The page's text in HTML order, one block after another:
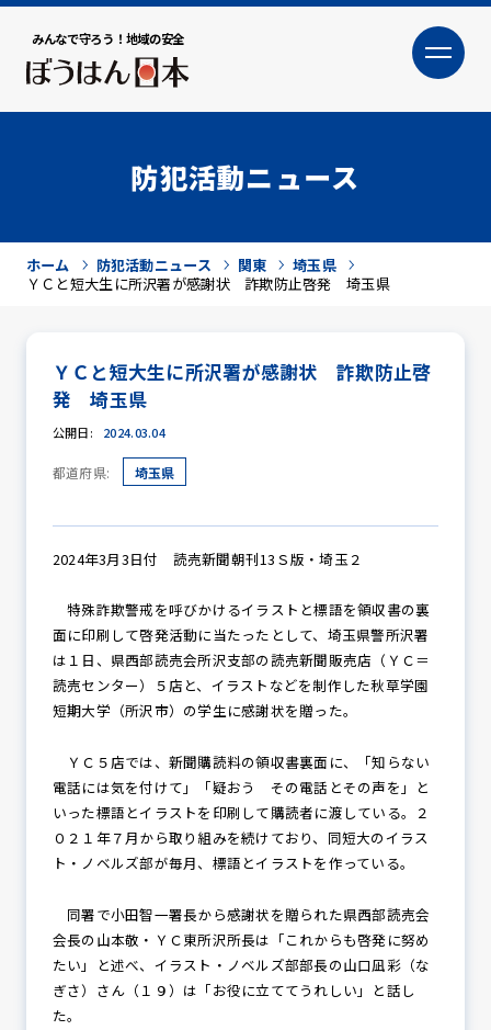
みんなで守ろう！地域の安全
大
防犯活動ニュース
防犯セミナー
防犯対策情報
防犯協力会について
防犯活動ニュース
ホーム 防犯活動ニュース 関東
埼玉県
ＹＣと短大生に所沢署が感謝状 詐欺防止啓発 埼玉県
ＹＣと短大生に所沢署が感謝状 詐欺防止啓
発 埼玉県
公開日: 2024.03.04
都道府県: 埼玉県
2024年3月3日付 読売新聞朝刊13Ｓ版・埼玉２
特殊詐欺警戒を呼びかけるイラストと標語を領収書の裏
面に印刷して啓発活動に当たったとして、埼玉県警所沢署
は１日、県西部読売会所沢支部の読売新聞販売店（ＹＣ＝
読売センター）５店と、イラストなどを制作した秋草学園
短期大学（所沢市）の学生に感謝状を贈った。
ＹＣ５店では、新聞購読料の領収書裏面に、「知らない
電話には気を付けて」「疑おう その電話とその声を」と
いった標語とイラストを印刷して購読者に渡している。２
０２１年７月から取り組みを続けており、同短大のイラス
ト・ノベルズ部が毎月、標語とイラストを作っている。
同署で小田智一署長から感謝状を贈られた県西部読売会
会長の山本敬・ＹＣ東所沢所長は「これからも啓発に努め
たい」と述べ、イラスト・ノベルズ部部長の山口凪彩（な
ぎさ）さん（１９）は「お役に立ててうれしい」と話し
た。